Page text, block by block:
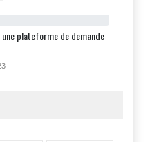
une plateforme de demande